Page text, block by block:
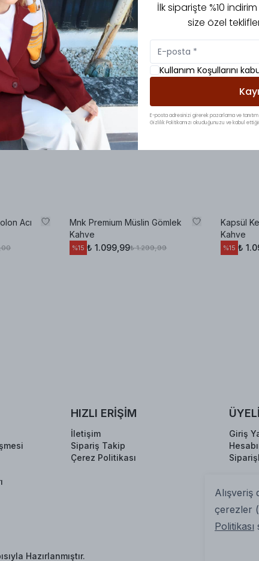
Alışveriş
çerezler
Politikası
Acı
Mnk Premium Müslin Gömlek
Kahve
%15 ₺ 1.099,99₺ 1.299,99
Kapsül
Kahve
%15 ₺
HIZLI ERİŞİM
İletişim
Sipariş Takip
Çerez Politikası
Giriş
Hazırlanmıştır.
İlk siparişte %10
size özel
Kullanım Koşullarını
E-posta adresinizi girerek pazarlama ve
Gizlilik Politikamızı okuduğunuzu ve kabul